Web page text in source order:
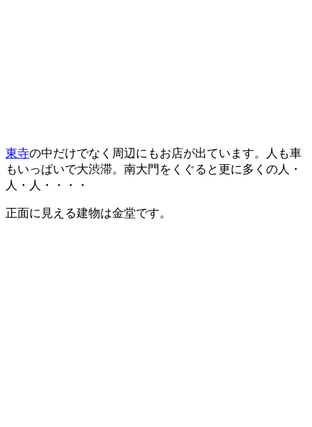
東寺の中だけでなく周辺にもお店が出ています。人も車
もいっぱいで大渋滞。南大門をくぐると更に多くの人・
人・人・・・・
正面に見える建物は金堂です。